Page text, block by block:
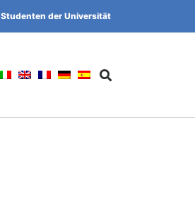
Studenten der Universität